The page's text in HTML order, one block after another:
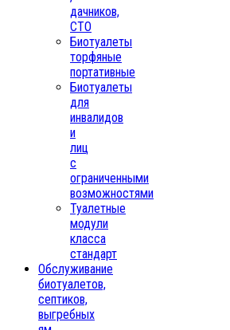
дачников,
СТО
Биотуалеты
торфяные
портативные
Биотуалеты
для
инвалидов
и
лиц
с
ограниченными
возможностями
Туалетные
модули
класса
стандарт
Обслуживание
биотуалетов,
септиков,
выгребных